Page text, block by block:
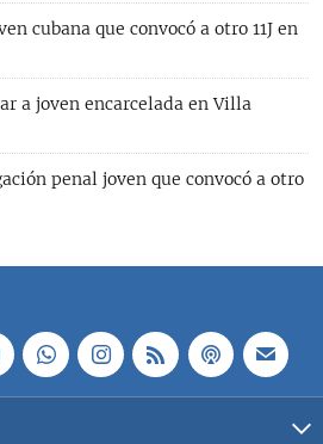
cubana que convocó a otro 11J en
a joven encarcelada en Villa
penal joven que convocó a otro